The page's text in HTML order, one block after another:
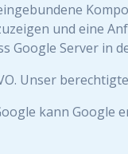
und eine
Google Server in
Unser
kann Google